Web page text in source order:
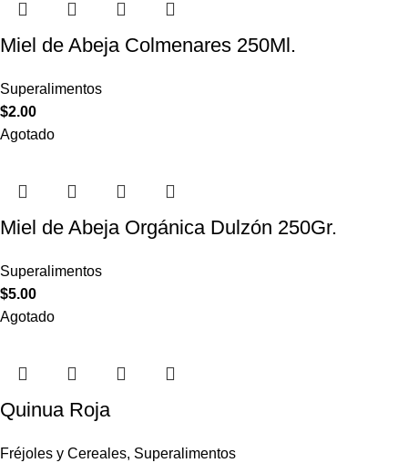
Miel de Abeja Colmenares 250Ml.
Superalimentos
$2.00
Agotado
Miel de Abeja Orgánica Dulzón 250Gr.
Superalimentos
$5.00
Agotado
Quinua Roja
Fréjoles y Cereales, Superalimentos